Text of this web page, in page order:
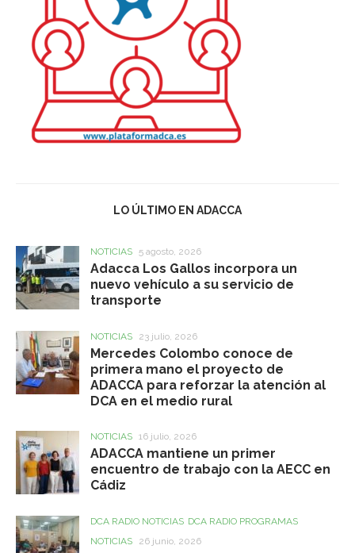
LO ÚLTIMO EN ADACCA
NOTICIAS 5 agosto, 2026
Adacca Los Gallos incorpora un
nuevo vehículo a su servicio de
transporte
NOTICIAS 23 julio, 2026
Mercedes Colombo conoce de
primera mano el proyecto de
ADACCA para reforzar la atención al
DCA en el medio rural
NOTICIAS 16 julio, 2026
ADACCA mantiene un primer
encuentro de trabajo con la AECC en
Cádiz
DCA RADIO NOTICIAS DCA RADIO PROGRAMAS
NOTICIAS
26 junio, 2026